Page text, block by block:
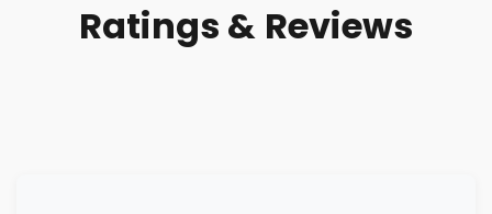
Ratings & Reviews